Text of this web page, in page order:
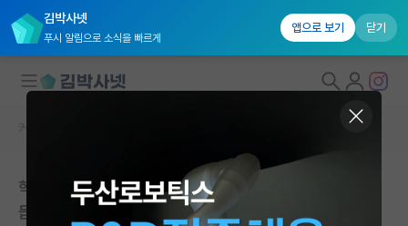
김박사넷
푸시 알림으로 소식을 빠르게
앱으로 보기 닫기
국내대학원 정보
커뮤니티 홈
학부 기초교육(논문작성)이 무너지고 있다는 생각이 많이
듭니다.